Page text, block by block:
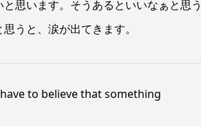
思います。そうあるといいなぁと思
うと、涙が出てきます。
to believe that something